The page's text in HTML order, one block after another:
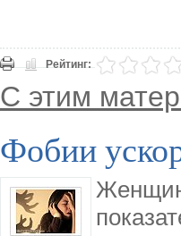
Рейтинг:
С этим
Фобии